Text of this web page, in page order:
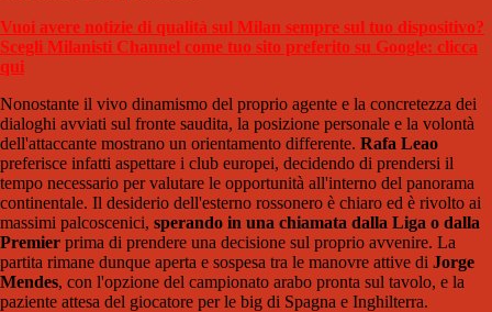
Vuoi avere notizie di qualità sul Milan sempre sul tuo dispositivo?
Scegli Milanisti Channel come tuo sito preferito su Google: clicca
qui
Nonostante il vivo dinamismo del proprio agente e la concretezza dei
dialoghi avviati sul fronte saudita, la posizione personale e la volontà
dell'attaccante mostrano un orientamento differente. Rafa Leao
preferisce infatti aspettare i club europei, decidendo di prendersi il
tempo necessario per valutare le opportunità all'interno del panorama
continentale. Il desiderio dell'esterno rossonero è chiaro ed è rivolto ai
massimi palcoscenici, sperando in una chiamata dalla Liga o dalla
Premier prima di prendere una decisione sul proprio avvenire. La
partita rimane dunque aperta e sospesa tra le manovre attive di Jorge
Mendes, con l'opzione del campionato arabo pronta sul tavolo, e la
paziente attesa del giocatore per le big di Spagna e Inghilterra.